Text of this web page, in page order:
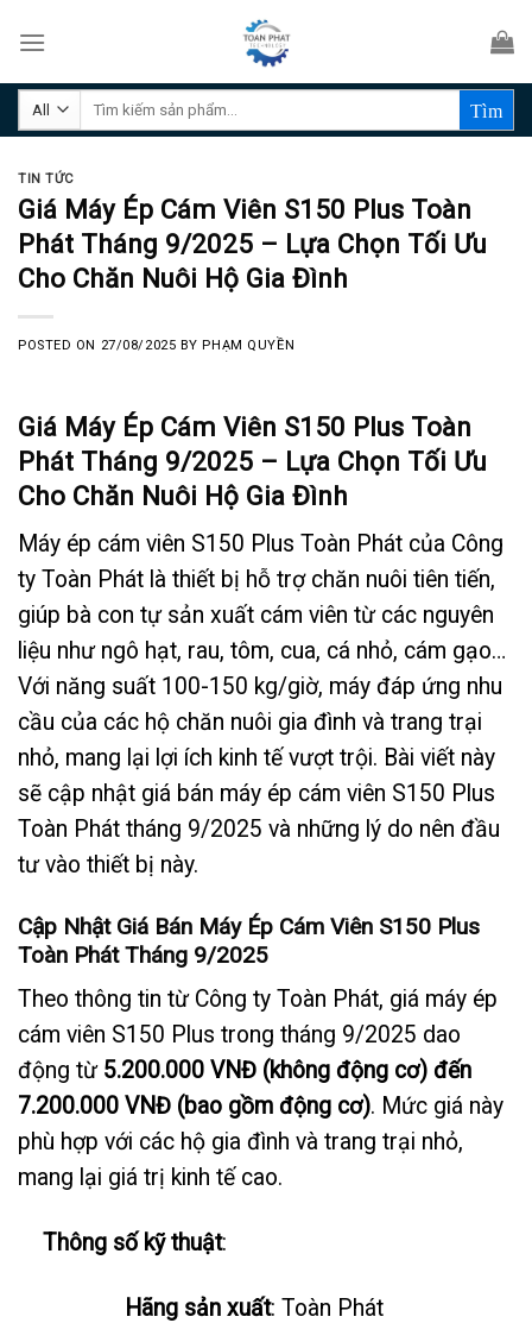
Tìm
TIN TỨC
Giá Máy Ép Cám Viên S150 Plus Toàn
Phát Tháng 9/2025 – Lựa Chọn Tối Ưu
Cho Chăn Nuôi Hộ Gia Đình
POSTED ON 27/08/2025 BYPHẠM QUYỀN
Giá Máy Ép Cám Viên S150 Plus Toàn
Phát Tháng 9/2025 – Lựa Chọn Tối Ưu
Cho Chăn Nuôi Hộ Gia Đình
Máy ép cám viên S150 Plus Toàn Phát của Công
ty Toàn Phát là thiết bị hỗ trợ chăn nuôi tiên tiến,
giúp bà con tự sản xuất cám viên từ các nguyên
liệu như ngô hạt, rau, tôm, cua, cá nhỏ, cám gạo…
Với năng suất 100-150 kg/giờ, máy đáp ứng nhu
cầu của các hộ chăn nuôi gia đình và trang trại
nhỏ, mang lại lợi ích kinh tế vượt trội. Bài viết này
sẽ cập nhật giá bán máy ép cám viên S150 Plus
Toàn Phát tháng 9/2025 và những lý do nên đầu
tư vào thiết bị này.
Cập Nhật Giá Bán Máy Ép Cám Viên S150 Plus
Toàn Phát Tháng 9/2025
Theo thông tin từ Công ty Toàn Phát, giá máy ép
cám viên S150 Plus trong tháng 9/2025 dao
động từ 5.200.000 VNĐ (không động cơ) đến
7.200.000 VNĐ (bao gồm động cơ). Mức giá này
phù hợp với các hộ gia đình và trang trại nhỏ,
mang lại giá trị kinh tế cao.
Thông số kỹ thuật:
Hãng sản xuất: Toàn Phát